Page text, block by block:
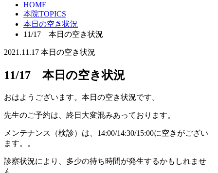
HOME
本院TOPICS
本日の空き状況
11/17 本日の空き状況
2021.11.17 本日の空き状況
11/17 本日の空き状況
おはようございます。本日の空き状況です。
先生のご予約は、終日大変混みあっております。
メンテナンス（検診）は、14:00/14:30/15:00に空きがござい
ます。。
診察状況により、多少の待ち時間が発生するかもしれませ
ん。